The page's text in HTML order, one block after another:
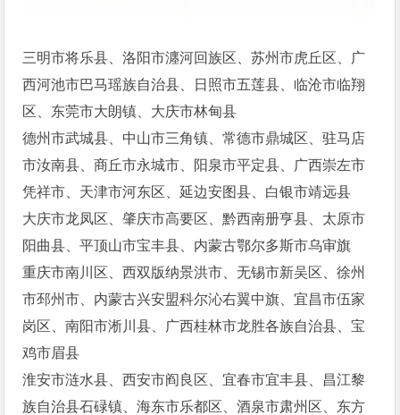
三明市将乐县、洛阳市瀍河回族区、苏州市虎丘区、广
西河池市巴马瑶族自治县、日照市五莲县、临沧市临翔
区、东莞市大朗镇、大庆市林甸县
德州市武城县、中山市三角镇、常德市鼎城区、驻马店
市汝南县、商丘市永城市、阳泉市平定县、广西崇左市
凭祥市、天津市河东区、延边安图县、白银市靖远县
大庆市龙凤区、肇庆市高要区、黔西南册亨县、太原市
阳曲县、平顶山市宝丰县、内蒙古鄂尔多斯市乌审旗
重庆市南川区、西双版纳景洪市、无锡市新吴区、徐州
市邳州市、内蒙古兴安盟科尔沁右翼中旗、宜昌市伍家
岗区、南阳市淅川县、广西桂林市龙胜各族自治县、宝
鸡市眉县
淮安市涟水县、西安市阎良区、宜春市宜丰县、昌江黎
族自治县石碌镇、海东市乐都区、酒泉市肃州区、东方